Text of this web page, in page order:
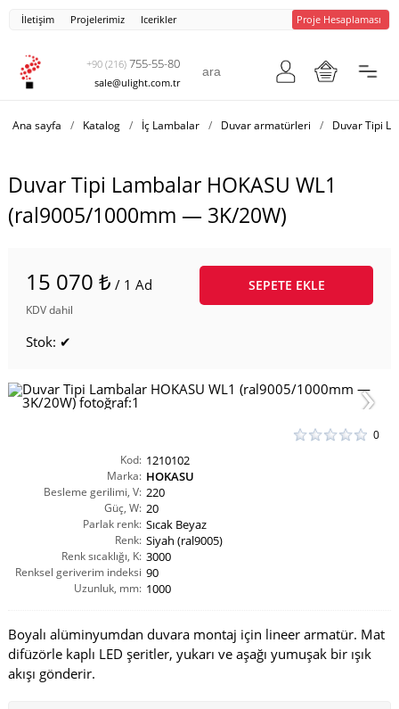
İletişim Projelerimiz Icerikler Proje Hesaplaması
+90 (216) 755-55-80
sale@ulight.com.tr
Ana sayfa / Katalog / İç Lambalar / Duvar armatürleri / Duvar Tipi
Duvar Tipi Lambalar HOKASU WL1
(ral9005/1000mm — 3K/20W)
15 070 ₺ / 1 Ad
KDV dahil
SEPETE EKLE
Stok: ✔
0
Kod: 1210102
Marka: HOKASU
Besleme gerilimi, V: 220
Güç, W: 20
Parlak renk: Sıcak Beyaz
Renk: Siyah (ral9005)
Renk sıcaklığı, K: 3000
Renksel geriverim indeksi
CRI(Ra):
90
Uzunluk, mm: 1000
Boyalı alüminyumdan duvara montaj için lineer armatür. Mat
difüzörle kaplı LED şeritler, yukarı ve aşağı yumuşak bir ışık
akışı gönderir.